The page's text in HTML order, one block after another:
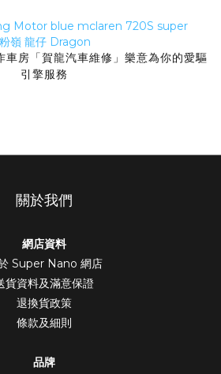
房「賀龍汽車維修」樂意為你的愛驅
引擎服務
關於我們
網店資料
Super Nano 網店
貨資料及滿意保證
退換貨政策
條款及細則
品牌